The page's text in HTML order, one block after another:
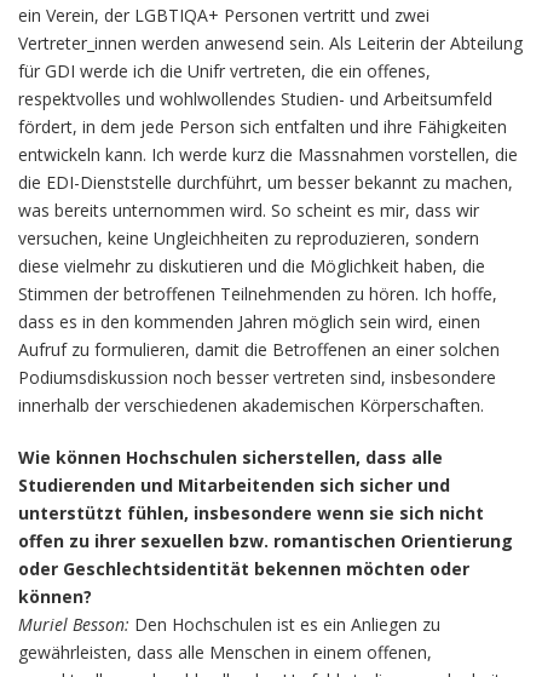
ein Verein, der LGBTIQA+ Personen vertritt und zwei
Vertreter_innen werden anwesend sein. Als Leiterin der Abteilung
für GDI werde ich die Unifr vertreten, die ein offenes,
respektvolles und wohlwollendes Studien- und Arbeitsumfeld
fördert, in dem jede Person sich entfalten und ihre Fähigkeiten
entwickeln kann. Ich werde kurz die Massnahmen vorstellen, die
die EDI-Dienststelle durchführt, um besser bekannt zu machen,
was bereits unternommen wird. So scheint es mir, dass wir
versuchen, keine Ungleichheiten zu reproduzieren, sondern
diese vielmehr zu diskutieren und die Möglichkeit haben, die
Stimmen der betroffenen Teilnehmenden zu hören. Ich hoffe,
dass es in den kommenden Jahren möglich sein wird, einen
Aufruf zu formulieren, damit die Betroffenen an einer solchen
Podiumsdiskussion noch besser vertreten sind, insbesondere
innerhalb der verschiedenen akademischen Körperschaften.
Wie können Hochschulen sicherstellen, dass alle
Studierenden und Mitarbeitenden sich sicher und
unterstützt fühlen, insbesondere wenn sie sich nicht
offen zu ihrer sexuellen bzw. romantischen Orientierung
oder Geschlechtsidentität bekennen möchten oder
können?
Muriel Besson: Den Hochschulen ist es ein Anliegen zu
gewährleisten, dass alle Menschen in einem offenen,